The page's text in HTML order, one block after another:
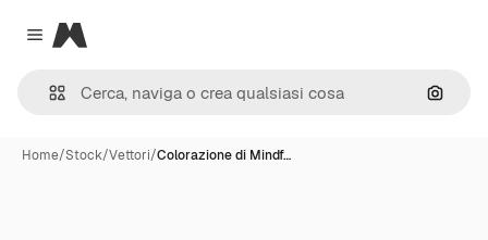
Close menu
Magnific
Cerca
Home/Stock/Vettori/Colorazione di Mindf…